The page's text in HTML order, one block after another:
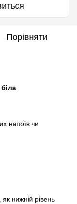
Порівняти
напоїв чи
як нижній рівень